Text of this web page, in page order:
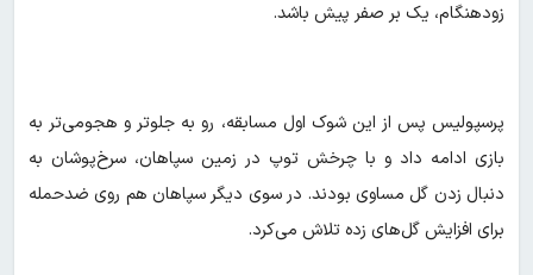
زودهنگام، یک بر صفر پیش باشد.
پرسپولیس پس از این شوک اول مسابقه، رو به جلوتر و هجومی‌تر به
بازی ادامه داد و با چرخش توپ در زمین سپاهان، سرخ‌پوشان به
دنبال زدن گل مساوی بودند. در سوی دیگر سپاهان هم روی ضدحمله
برای افزایش گل‌های زده تلاش می‌کرد.